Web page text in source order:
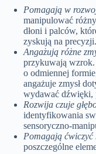
Pomagają w
manipulować
dłoni i palców,
zyskują na precyzji.
Angażują różne
przykuwają
o odmiennej
angażuje zmysł
wydawać dźwięki,
Rozwija czuje
identyfikowania
sensoryczno-
Pomagają ćwiczyć
poszczególne